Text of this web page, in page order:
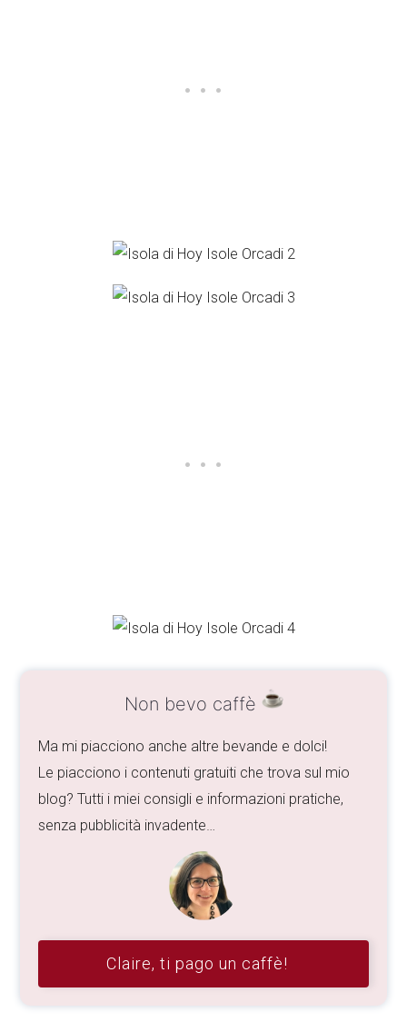
Non bevo caffè
Ma mi piacciono anche altre bevande e dolci!
Le piacciono i contenuti gratuiti che trova sul mio
blog? Tutti i miei consigli e informazioni pratiche,
senza pubblicità invadente…
Claire, ti pago un caffè!